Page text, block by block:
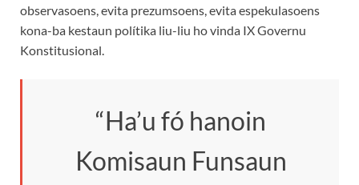
observasoens, evita prezumsoens, evita espekulasoens
kona-ba kestaun polítika liu-liu ho vinda IX Governu
Konstitusional.
“Ha’u fó hanoin
Komisaun Funsaun